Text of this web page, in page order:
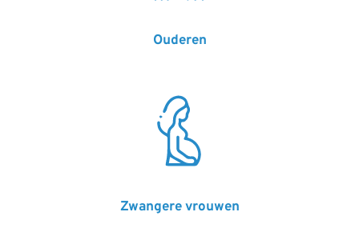
Ouderen
Zwangere vrouwen